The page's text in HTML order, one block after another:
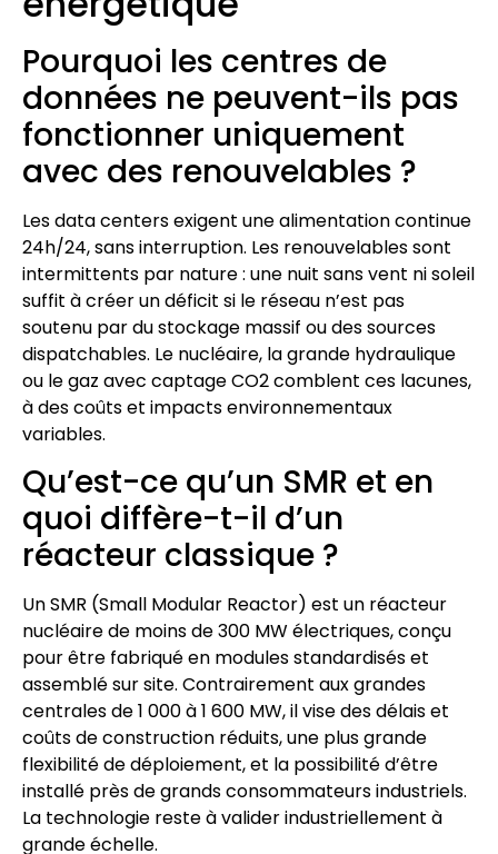
Pourquoi les centres de
données ne peuvent-ils pas
fonctionner uniquement
avec des renouvelables ?
Les data centers exigent une alimentation continue
24h/24, sans interruption. Les renouvelables sont
intermittents par nature : une nuit sans vent ni soleil
suffit à créer un déficit si le réseau n’est pas
soutenu par du stockage massif ou des sources
dispatchables. Le nucléaire, la grande hydraulique
ou le gaz avec captage CO2 comblent ces lacunes,
à des coûts et impacts environnementaux
variables.
Qu’est-ce qu’un SMR et en
quoi diffère-t-il d’un
réacteur classique ?
Un SMR (Small Modular Reactor) est un réacteur
nucléaire de moins de 300 MW électriques, conçu
pour être fabriqué en modules standardisés et
assemblé sur site. Contrairement aux grandes
centrales de 1 000 à 1 600 MW, il vise des délais et
coûts de construction réduits, une plus grande
flexibilité de déploiement, et la possibilité d’être
installé près de grands consommateurs industriels.
La technologie reste à valider industriellement à
grande échelle.